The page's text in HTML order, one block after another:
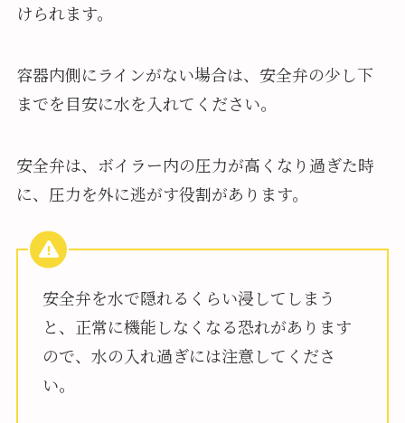
けられます。
容器内側にラインがない場合は、安全弁の少し下
までを目安に水を入れてください。
安全弁は、ボイラー内の圧力が高くなり過ぎた時
に、圧力を外に逃がす役割があります。
安全弁を水で隠れるくらい浸してしまう
と、正常に機能しなくなる恐れがあります
ので、水の入れ過ぎには注意してくださ
い。